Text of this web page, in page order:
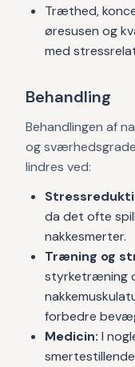
Træthed,
øresusen og
med
Behandling
Behandlingen af
og
lindres ved:
da det ofte
nakkesmerter.
Træning og
styrketræning
forbedre
Medicin: I